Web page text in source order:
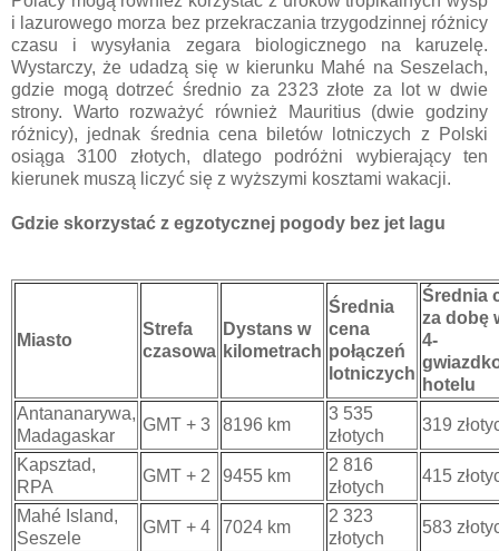
i lazurowego morza bez przekraczania trzygodzinnej różnicy
czasu i wysyłania zegara biologicznego na karuzelę.
Wystarczy, że udadzą się w kierunku Mahé na Seszelach,
gdzie mogą dotrzeć średnio za 2323 złote za lot w dwie
strony. Warto rozważyć również Mauritius (dwie godziny
różnicy), jednak średnia cena biletów lotniczych z Polski
osiąga 3100 złotych, dlatego podróżni wybierający ten
kierunek muszą liczyć się z wyższymi kosztami wakacji.
Gdzie skorzystać z egzotycznej pogody bez jet lagu
Miasto
Strefa
czasowa
Dystans w
kilometrach
Średnia
cena
połączeń
lotniczych
Średnia
za dobę
4-
hotelu
Antananarywa,
Madagaskar
GMT + 3 8196 km
3 535
złotych
319
Kapsztad,
RPA
GMT + 2 9455 km
2 816
złotych
415
Mahé Island,
Seszele
GMT + 4 7024 km
2 323
złotych
583